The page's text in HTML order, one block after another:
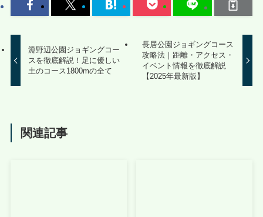
淵野辺公園ジョギングコー
スを徹底解説！足に優しい
土のコース1800mの全て
長居公園ジョギングコース
攻略法｜距離・アクセス・
イベント情報を徹底解説
【2025年最新版】
関連記事